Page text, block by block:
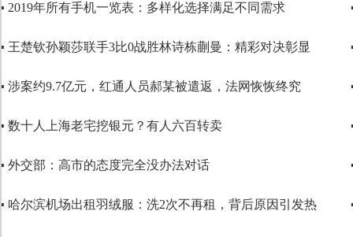
▪ 2019年所有手机一览表：多样化选择满足不同需求
▪ 王楚钦孙颖莎联手3比0战胜林诗栋蒯曼：精彩对决彰显
▪ 涉案约9.7亿元，红通人员郝某被遣返，法网恢恢终究
▪ 数十人上海老宅挖银元？有人六百转卖
▪ 外交部：高市的态度完全没办法对话
▪ 哈尔滨机场出租羽绒服：洗2次不再租，背后原因引发热